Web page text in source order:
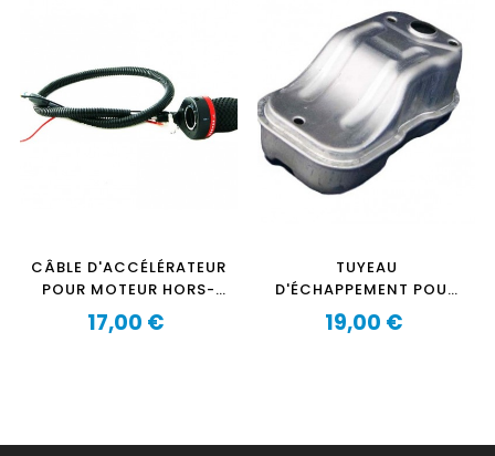
CÂBLE D'ACCÉLÉRATEUR
POUR MOTEUR HORS-
BORD OZEAM 1.3CV-
1.3CV PRO-2.5CV-
Prix
17,00 €
TUYEAU
D'ÉCHAPPEMENT POUR
OZEAM 2.5CV-
2.5CVPRO
Prix
19,00 €